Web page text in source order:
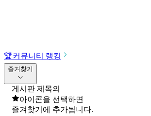
🏆커뮤니티 랭킹
즐겨찾기
게시판 제목의
아이콘을 선택하면
즐겨찾기에 추가됩니다.